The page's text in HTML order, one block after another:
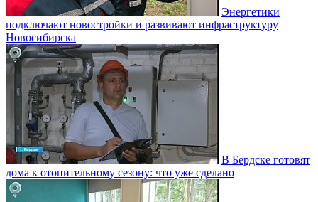
Энергетики
подключают новостройки и развивают инфраструктуру
Новосибирска
В Бердске готовят
дома к отопительному сезону: что уже сделано